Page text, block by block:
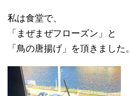
私は食堂で、
「まぜまぜフローズン」と
「鳥の唐揚げ」を頂きました。